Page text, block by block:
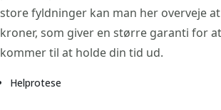
store fyldninger kan man her overveje
kroner, som giver en større garanti for
kommer til at holde din tid ud.
Helprotese